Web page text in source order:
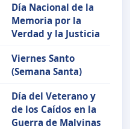
Día Nacional de la
Memoria por la
Verdad y la Justicia
Viernes Santo
(Semana Santa)
Día del Veterano y
de los Caídos en la
Guerra de Malvinas